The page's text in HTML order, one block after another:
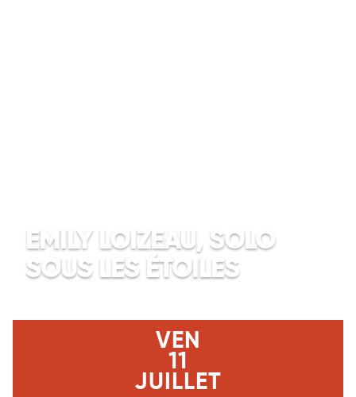
EMILY LOIZEAU, SOLO
SOUS LES ÉTOILES
VEN
11
JUILLET